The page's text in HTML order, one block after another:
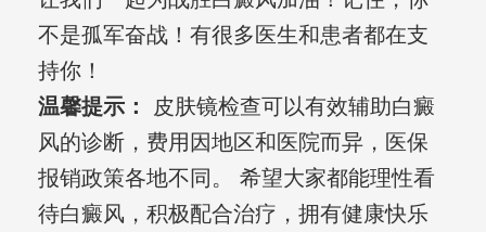
不是孤军奋战！有很多医生和患者都在支
持你！
温馨提示：
皮肤镜检查可以有效辅助白癜
风的诊断，费用因地区和医院而异，医保
报销政策各地不同。 希望大家都能理性看
待白癜风，积极配合治疗，拥有健康快乐